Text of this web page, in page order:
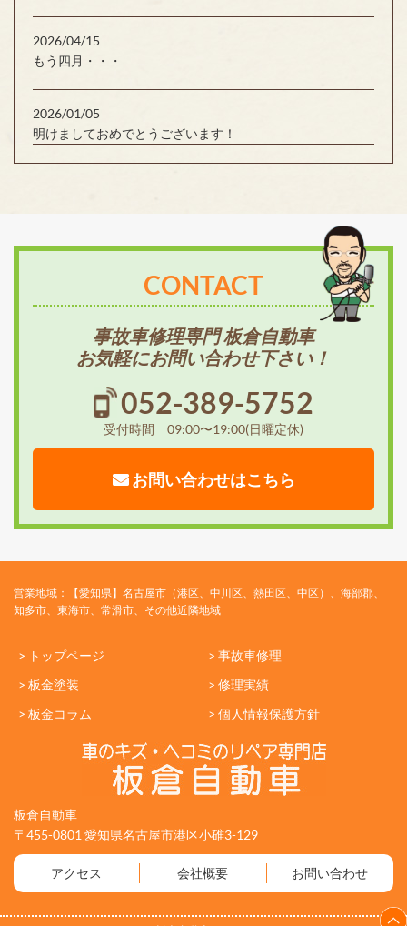
2026/04/15
もう四月・・・
2026/01/05
明けましておめでとうございます！
CONTACT
事故車修理専門 板倉自動車
お気軽にお問い合わせ下さい！
052-389-5752
受付時間 09:00〜19:00(日曜定休)
お問い合わせはこちら
営業地域：【愛知県】名古屋市（港区、中川区、熱田区、中区）、海部郡、
知多市、東海市、常滑市、その他近隣地域
> トップページ
> 事故車修理
> 板金塗装
> 修理実績
> 板金コラム
> 個人情報保護方針
板倉自動車
〒455-0801 愛知県名古屋市港区小碓3-129
アクセス 会社概要 お問い合わせ